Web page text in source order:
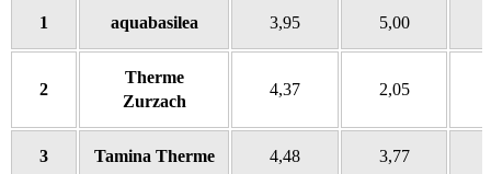
1 aquabasilea 3,95 5,00
2
Therme
Zurzach
4,37 2,05
3 Tamina Therme 4,48 3,77